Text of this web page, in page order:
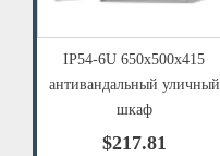
IP54-6U 650х500х415
антивандальный уличный
шкаф
$217.81